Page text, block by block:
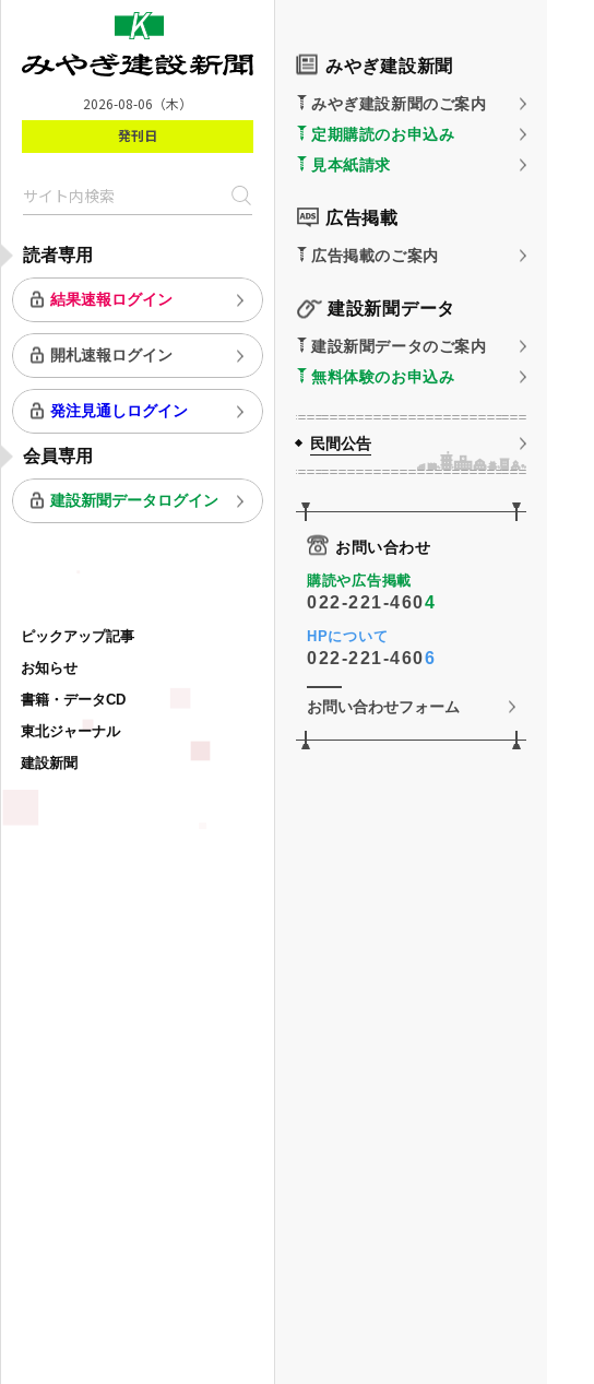
2026-08-06 （木）
発刊日
読者専用
結果速報ログイン
開札速報ログイン
発注見通しログイン
会員専用
建設新聞データログイン
ピックアップ記事
お知らせ
書籍・データCD
東北ジャーナル
建設新聞
みやぎ建設新聞
みやぎ建設新聞のご案内
定期購読のお申込み
見本紙請求
広告掲載
広告掲載のご案内
建設新聞データ
建設新聞データのご案内
無料体験のお申込み
民間公告
お問い合わせ
購読や広告掲載
022-221-4604
HPについて
022-221-4606
お問い合わせフォーム